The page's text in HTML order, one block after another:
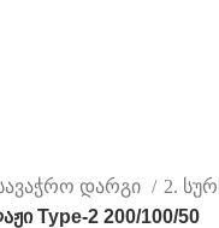
დარგი
2.
Type-2 200/100/50